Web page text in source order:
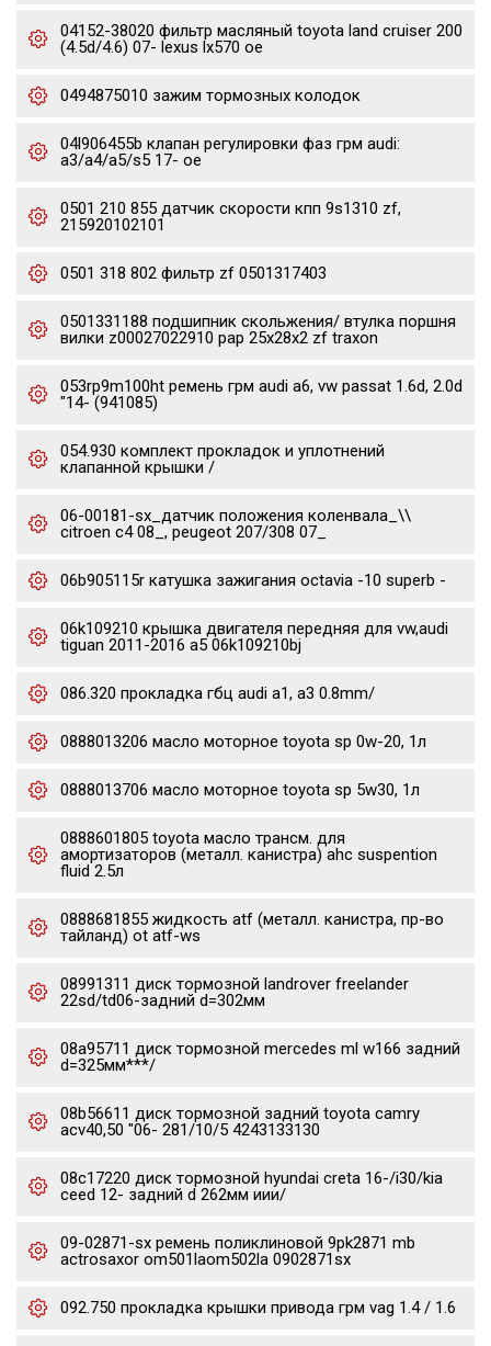
04152-38020 фильтр масляный toyota land cruiser 200
(4.5d/4.6) 07- lexus lx570 oe
0494875010 зажим тормозных колодок
04l906455b клапан регулировки фаз грм audi:
a3/a4/a5/s5 17- oe
0501 210 855 датчик скорости кпп 9s1310 zf,
215920102101
0501 318 802 фильтр zf 0501317403
0501331188 подшипник скольжения/ втулка поршня
вилки z00027022910 pap 25x28x2 zf traxon
053rp9m100ht ремень грм audi a6, vw passat 1.6d, 2.0d
"14- (941085)
054.930 комплект прокладок и уплотнений
клапанной крышки /
06-00181-sx_датчик положения коленвала_\\
citroen c4 08_, peugeot 207/308 07_
06b905115r катушка зажигания octavia -10 superb -
06k109210 крышка двигателя передняя для vw,audi
tiguan 2011-2016 a5 06k109210bj
086.320 прокладка гбц audi a1, a3 0.8mm/
0888013206 масло моторное toyota sp 0w-20, 1л
0888013706 масло моторное toyota sp 5w30, 1л
0888601805 toyota масло трансм. для
амортизаторов (металл. канистра) ahc suspention
fluid 2.5л
0888681855 жидкость atf (металл. канистра, пр-во
тайланд) ot atf-ws
08991311 диск тормозной landrover freelander
22sd/td06-задний d=302мм
08a95711 диск тормозной mercedes ml w166 задний
d=325мм***/
08b56611 диск тормозной задний toyota camry
acv40,50 "06- 281/10/5 4243133130
08c17220 диск тормозной hyundai creta 16-/i30/kia
ceed 12- задний d 262мм иии/
09-02871-sx ремень поликлиновой 9pk2871 mb
actrosaxor om501laom502la 0902871sx
092.750 прокладка крышки привода грм vag 1.4 / 1.6